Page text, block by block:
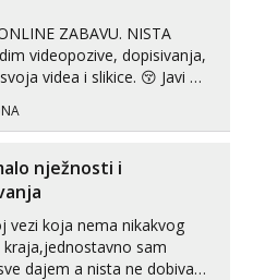
ZABAVU. NISTA
videa i slikice. 😚 Javi mi
Telegram. +385 91 723 0045
nježnosti i
vezi koja nema nikakvog
sam
dajem a nista ne dobivam